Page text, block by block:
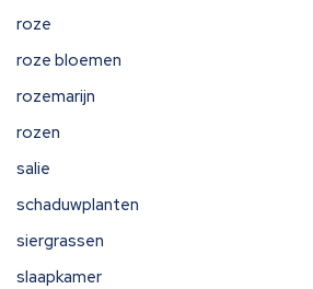
roze
roze bloemen
rozemarijn
rozen
salie
schaduwplanten
siergrassen
slaapkamer